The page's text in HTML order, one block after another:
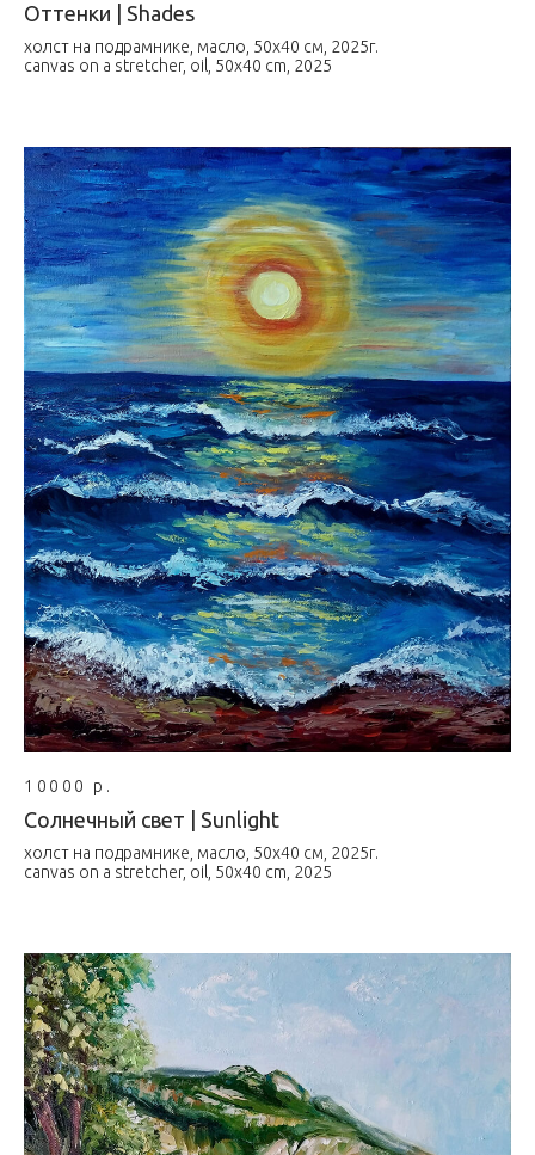
Оттенки | Shades
холст на подрамнике, масло, 50х40 см, 2025г.
canvas on a stretcher, oil, 50х40 cm, 2025
10000 р.
Солнечный свет | Sunlight
холст на подрамнике, масло, 50х40 см, 2025г.
canvas on a stretcher, oil, 50x40 cm, 2025